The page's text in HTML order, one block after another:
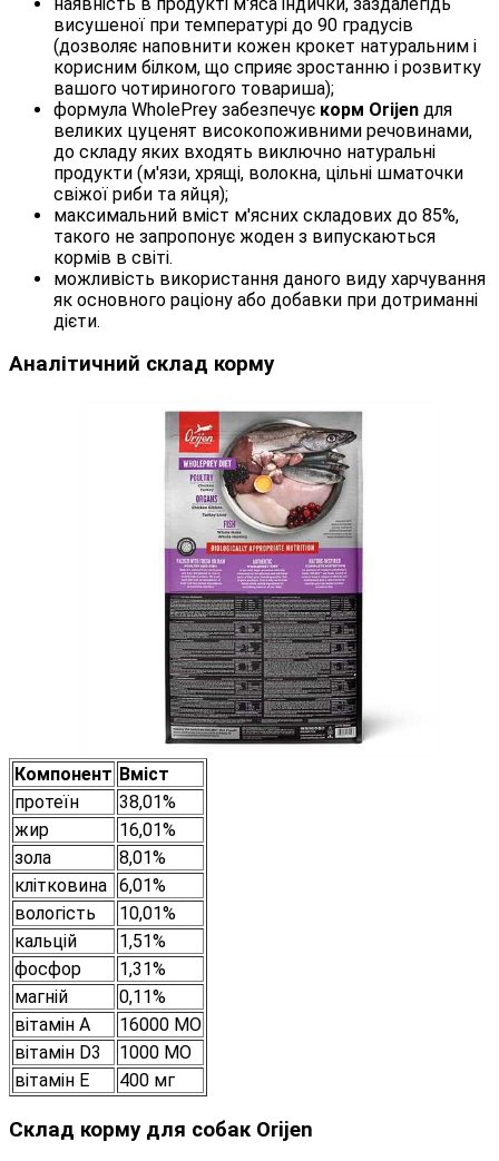
висушеної при температурі до 90 градусів
(дозволяє наповнити кожен крокет натуральним і
корисним білком, що сприяє зростанню і розвитку
вашого чотириногого товариша);
формула WholePrey забезпечує корм Orijen для
великих цуценят високопоживними речовинами,
до складу яких входять виключно натуральні
продукти (м'язи, хрящі, волокна, цільні шматочки
свіжої риби та яйця);
максимальний вміст м'ясних складових до 85%,
такого не запропонує жоден з випускаються
кормів в світі.
можливість використання даного виду харчування
як основного раціону або добавки при дотриманні
дієти.
Аналітичний склад корму
Компонент Вміст
протеїн
38,01%
жир
16,01%
зола
8,01%
клітковина 6,01%
вологість
10,01%
кальцій
1,51%
фосфор
1,31%
магній
0,11%
вітамін А
16000 МО
вітамін D3
1000 МО
вітамін E
400 мг
Склад корму для собак Orijen